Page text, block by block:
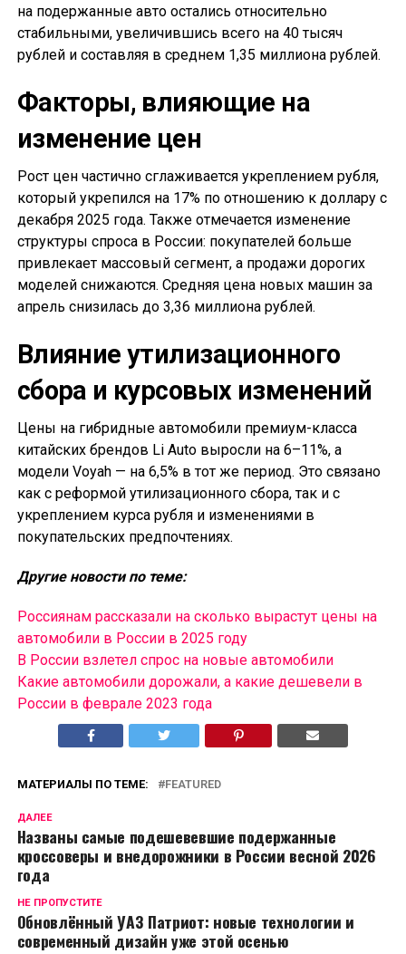
на подержанные авто остались относительно
стабильными, увеличившись всего на 40 тысяч
рублей и составляя в среднем 1,35 миллиона рублей.
Факторы, влияющие на
изменение цен
Рост цен частично сглаживается укреплением рубля,
который укрепился на 17% по отношению к доллару с
декабря 2025 года. Также отмечается изменение
структуры спроса в России: покупателей больше
привлекает массовый сегмент, а продажи дорогих
моделей снижаются. Средняя цена новых машин за
апрель снизилась до 3,36 миллиона рублей.
Влияние утилизационного
сбора и курсовых изменений
Цены на гибридные автомобили премиум-класса
китайских брендов Li Auto выросли на 6–11%, а
модели Voyah — на 6,5% в тот же период. Это связано
как с реформой утилизационного сбора, так и с
укреплением курса рубля и изменениями в
покупательских предпочтениях.
Другие новости по теме:
Россиянам рассказали на сколько вырастут цены на
автомобили в России в 2025 году
В России взлетел спрос на новые автомобили
Какие автомобили дорожали, а какие дешевели в
России в феврале 2023 года
МАТЕРИАЛЫ ПО ТЕМЕ: FEATURED
ДАЛЕЕ
Названы самые подешевевшие подержанные
кроссоверы и внедорожники в России весной 2026
года
НЕ ПРОПУСТИТЕ
Обновлённый УАЗ Патриот: новые технологии и
современный дизайн уже этой осенью